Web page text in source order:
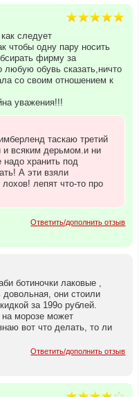
следует
чтобы одну пару носить
фирму за
любую обувь сказать,ничто
со своим отношением к
уважения!!!
таскаю третий
и всяким дерьмом.и ни
надо хранить под
А эти взяли
лепят что-то про
Ответить/дополнить отзыв
ботиночки лаковые ,
они стоили
за 199о рублей.
на морозе может
вот что делать, то ли
Ответить/дополнить отзыв